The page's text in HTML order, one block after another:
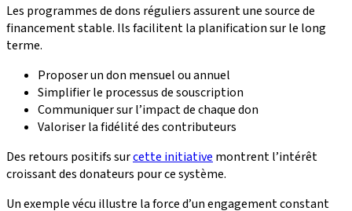
Les programmes de dons réguliers assurent une source de
financement stable. Ils facilitent la planification sur le long
terme.
Proposer un don mensuel ou annuel
Simplifier le processus de souscription
Communiquer sur l’impact de chaque don
Valoriser la fidélité des contributeurs
Des retours positifs surcette initiative montrent l’intérêt
croissant des donateurs pour ce système.
Un exemple vécu illustre la force d’un engagement constant